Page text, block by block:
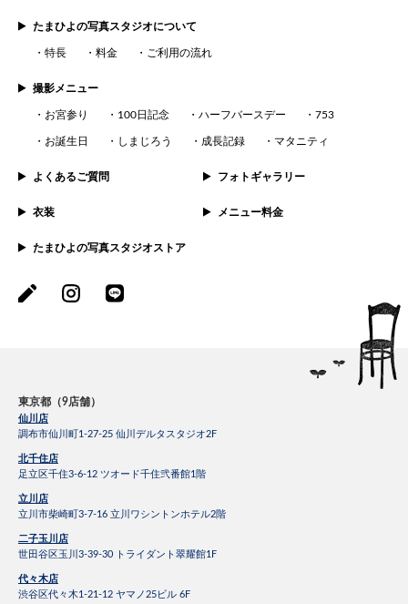
たまひよの写真スタジオについて
特長 料金 ご利用の流れ
撮影メニュー
お宮参り 100日記念 ハーフバースデー 753
お誕生日 しまじろう 成長記録 マタニティ
よくあるご質問 フォトギャラリー
衣装 メニュー料金
たまひよの写真スタジオストア
東京都（9店舗）
仙川店
調布市仙川町1-27-25 仙川デルタスタジオ2F
北千住店
足立区千住3-6-12 ツオード千住弐番館1階
立川店
立川市柴崎町3-7-16 立川ワシントンホテル2階
二子玉川店
世田谷区玉川3-39-30 トライダント翠耀館1F
代々木店
渋谷区代々木1-21-12 ヤマノ25ビル 6F